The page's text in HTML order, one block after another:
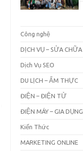
Công nghệ
DỊCH VỤ – SỬA CHỮA
Dịch Vụ SEO
DU LỊCH – ẨM THỰC
ĐIỆN – ĐIỆN TỬ
ĐIỆN MÁY – GIA DỤNG
Kiến Thức
MARKETING ONLINE